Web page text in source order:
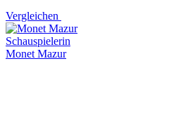
Vergleichen
Schauspielerin
Monet Mazur